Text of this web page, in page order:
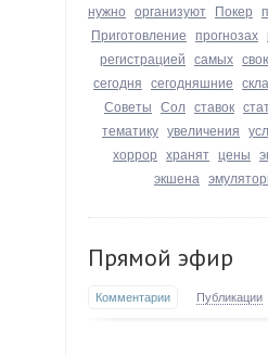
нужно организуют Покер
Приготовление прогнозах
регистрацией самых
сегодня сегодняшние
Советы Сол ставок
тематику увеличения
хоррор хранят цены
экшена
Прямой эфир
Комментарии Публикации